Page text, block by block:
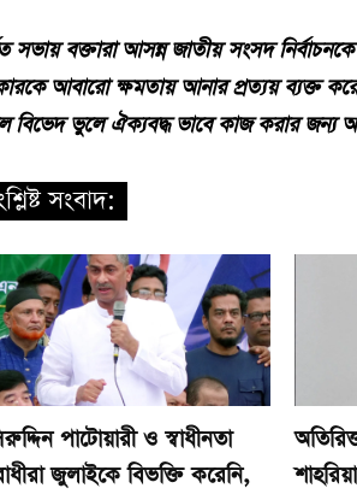
সভায় বক্তারা আসন্ন জাতীয় সংসদ
আবারো ক্ষমতায় আনার প্রত্যয় ব্যক্ত
বিভেদ ভুলে ঐক্যবদ্ধ ভাবে কাজ করার জন্য
সংবাদ:
পাটোয়ারী ও স্বাধীনতা
জুলাইকে বিভক্তি করেনি,